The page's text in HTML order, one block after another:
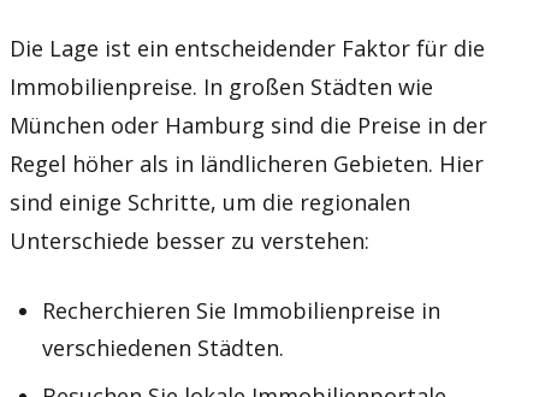
Die Lage ist ein entscheidender Faktor für die
Immobilienpreise. In großen Städten wie
München oder Hamburg sind die Preise in der
Regel höher als in ländlicheren Gebieten. Hier
sind einige Schritte, um die regionalen
Unterschiede besser zu verstehen:
Recherchieren Sie Immobilienpreise in
verschiedenen Städten.